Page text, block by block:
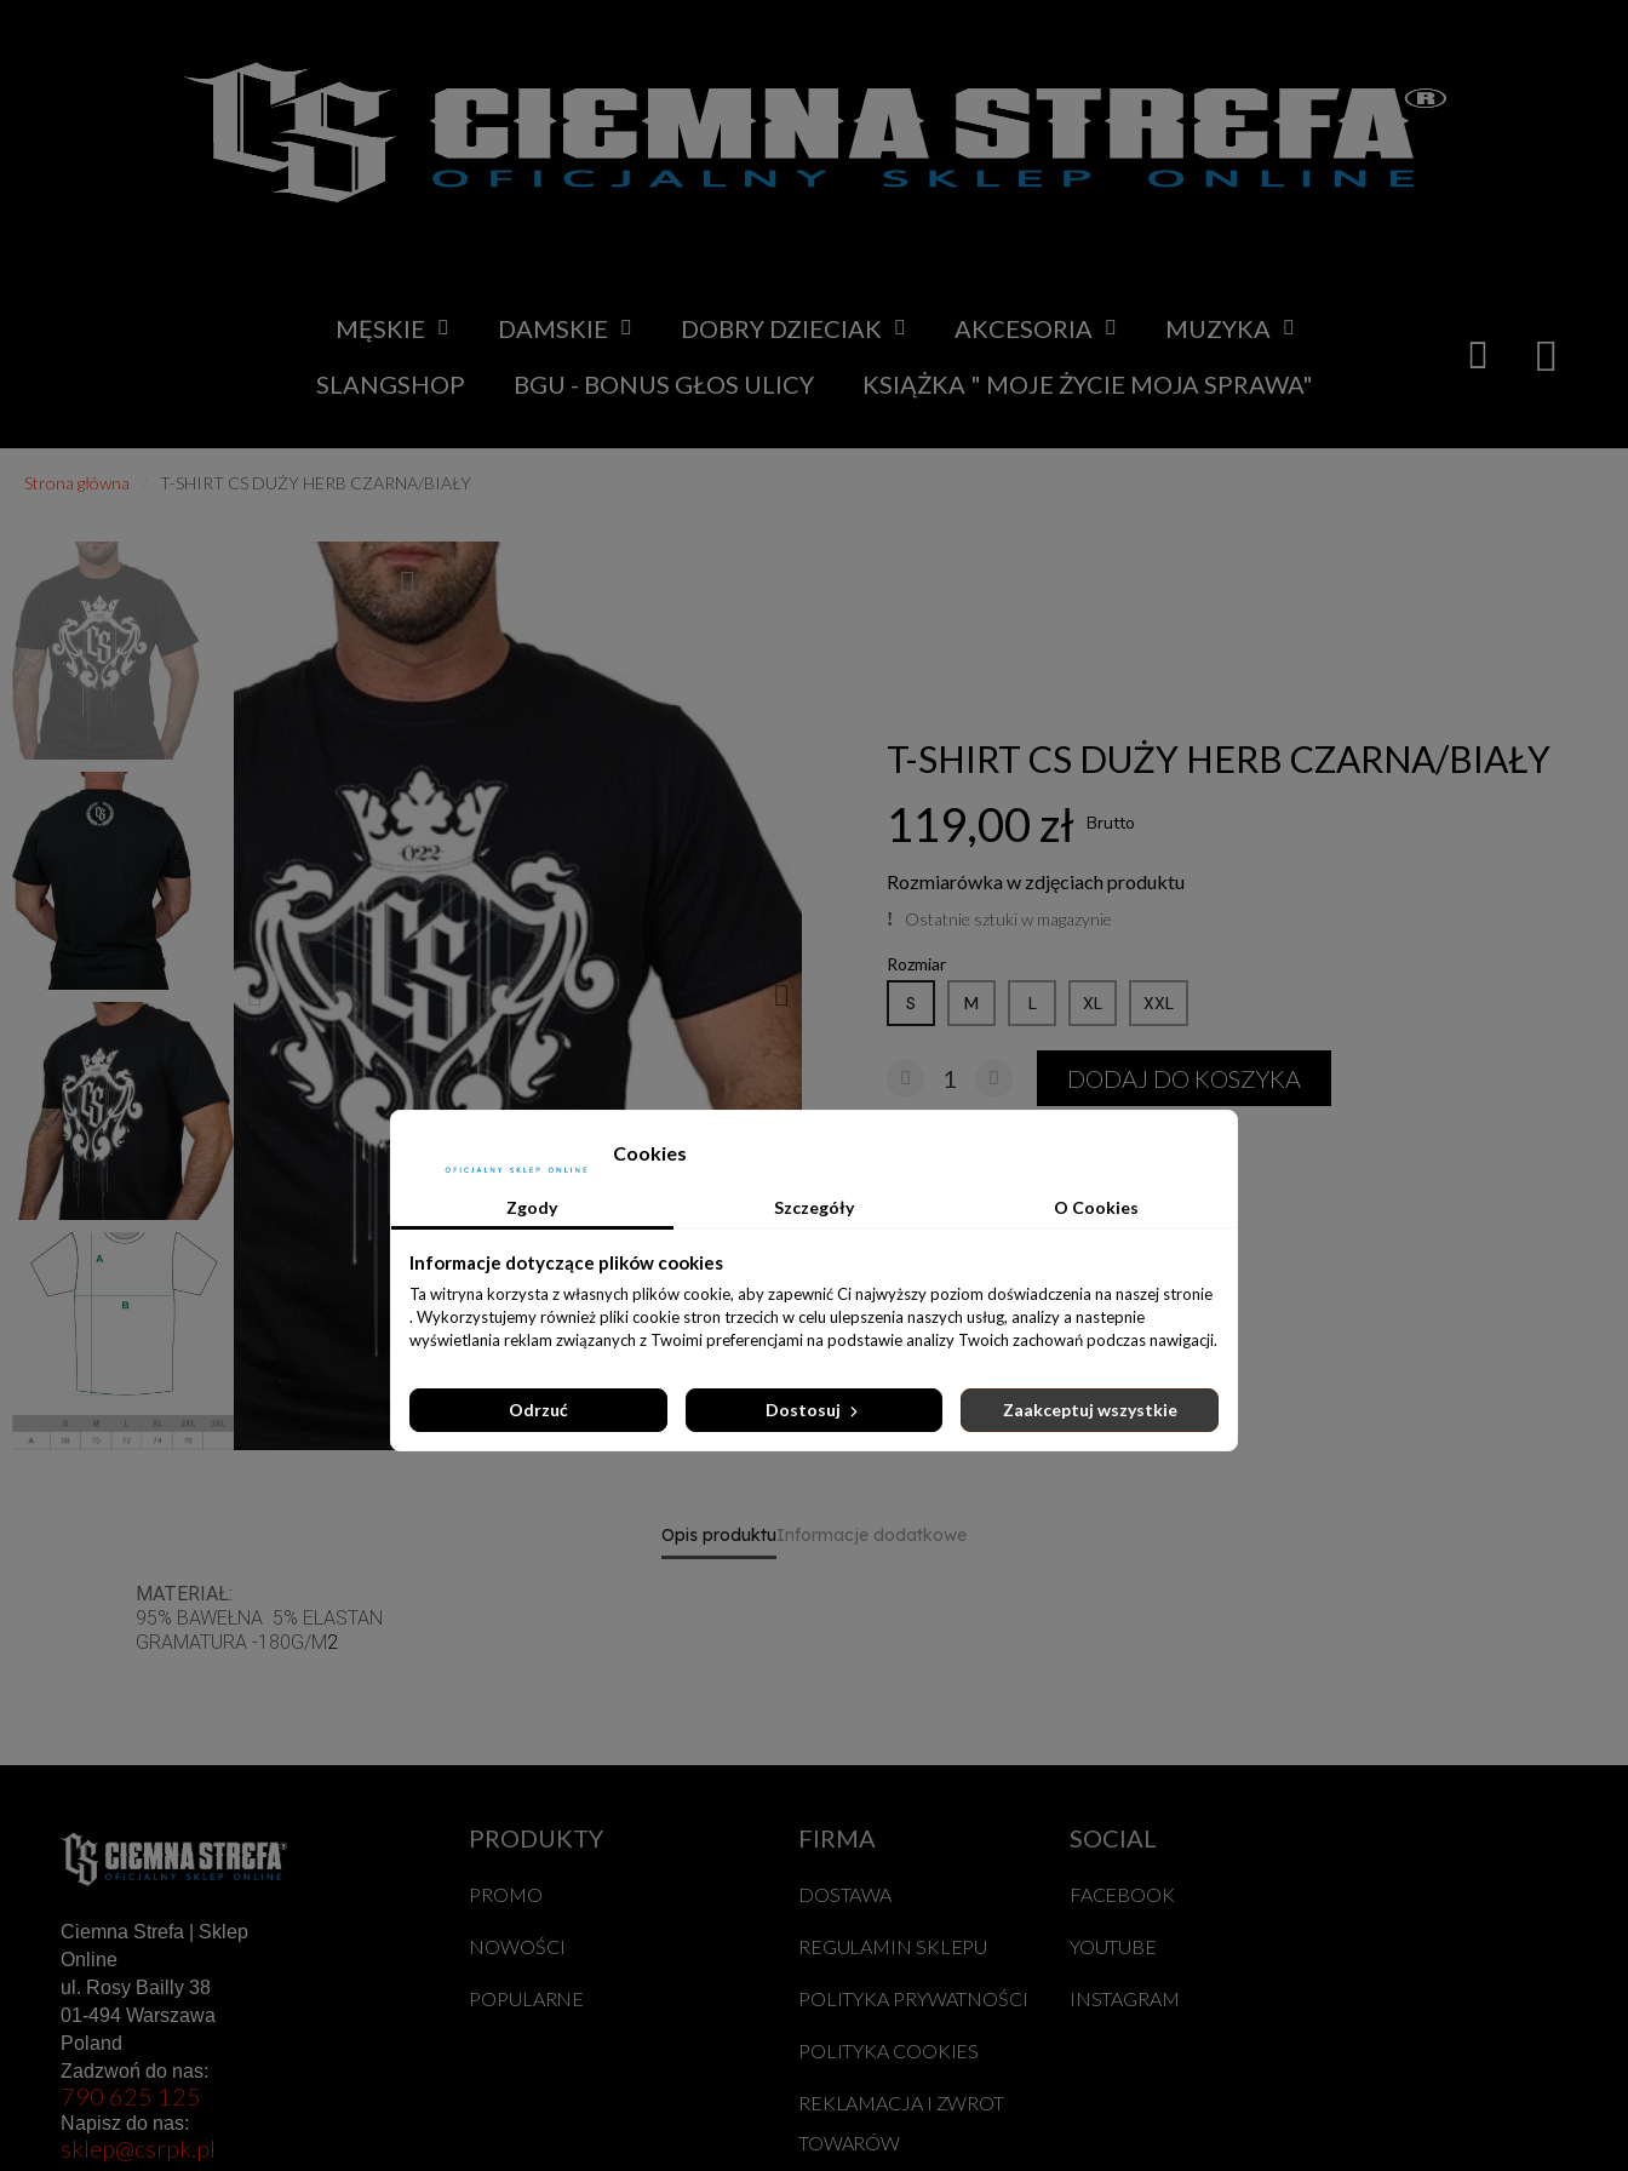
MĘSKIE DAMSKIE DOBRY DZIECIAK AKCESORIA
MUZYKA
SLANGSHOP
BGU - BONUS GŁOS ULICY KSIĄŻKA " MOJE ŻYCIE MOJA SPRAWA"
Strona główna T-SHIRT CS DUŻY HERB CZARNA/BIAŁY
T-SHIRT CS DUŻY HERB CZARNA/BIAŁY
119,00 zł Brutto
Rozmiarówka w zdjęciach produktu
Ostatnie sztuki w magazynie
Rozmiar
S M L XL XXL
DODAJ DO KOSZYKA
Opis produktuInformacje dodatkowe
MATERIAŁ:
95% BAWEŁNA 5% ELASTAN
GRAMATURA -180G/M2
Ciemna Strefa | Sklep
Online
ul. Rosy Bailly 38
01-494 Warszawa
Poland
Zadzwoń do nas:
790 625 125
Napisz do nas:
sklep@csrpk.pl
PRODUKTY
PROMO
NOWOŚCI
POPULARNE
FIRMA
DOSTAWA
REGULAMIN SKLEPU
POLITYKA PRYWATNOŚCI
POLITYKA COOKIES
REKLAMACJA I ZWROT
TOWARÓW
SOCIAL
FACEBOOK
YOUTUBE
INSTAGRAM
Cookies
Zgody Szczegóły O Cookies
Informacje dotyczące plików cookies
Ta witryna korzysta z własnych plików cookie, aby zapewnić Ci najwyższy poziom doświadczenia na naszej stronie
. Wykorzystujemy również pliki cookie stron trzecich w celu ulepszenia naszych usług, analizy a nastepnie
wyświetlania reklam związanych z Twoimi preferencjami na podstawie analizy Twoich zachowań podczas nawigacji.
Odrzuć Dostosuj Zaakceptuj wszystkie